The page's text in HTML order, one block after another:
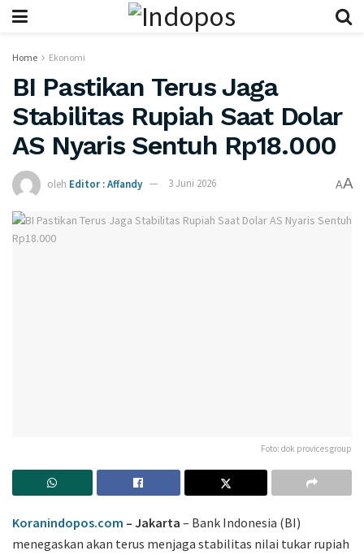
Home Ekonomi
BI Pastikan Terus Jaga
Stabilitas Rupiah Saat Dolar
AS Nyaris Sentuh Rp18.000
oleh Editor : Affandy 3 Juni 2026 AA
Foto: dok provices group
Koranindopos.com – Jakarta – Bank Indonesia (BI)
menegaskan akan terus menjaga stabilitas nilai tukar rupiah